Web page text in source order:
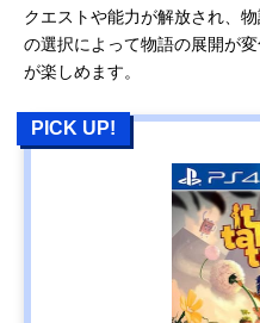
クエストや能力が解放され、
の選択によって物語の展開が
が楽しめます。
PICK UP!